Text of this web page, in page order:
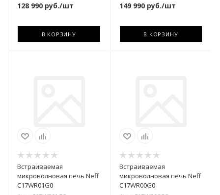
128 990 руб./шт
В КОРЗИНУ
149 990руб./шт
В КОРЗИНУ
Встраиваемая
микроволновая печь Neff
C17WR01G0
Встраиваемая
микроволновая печь Neff
C17WR00G0